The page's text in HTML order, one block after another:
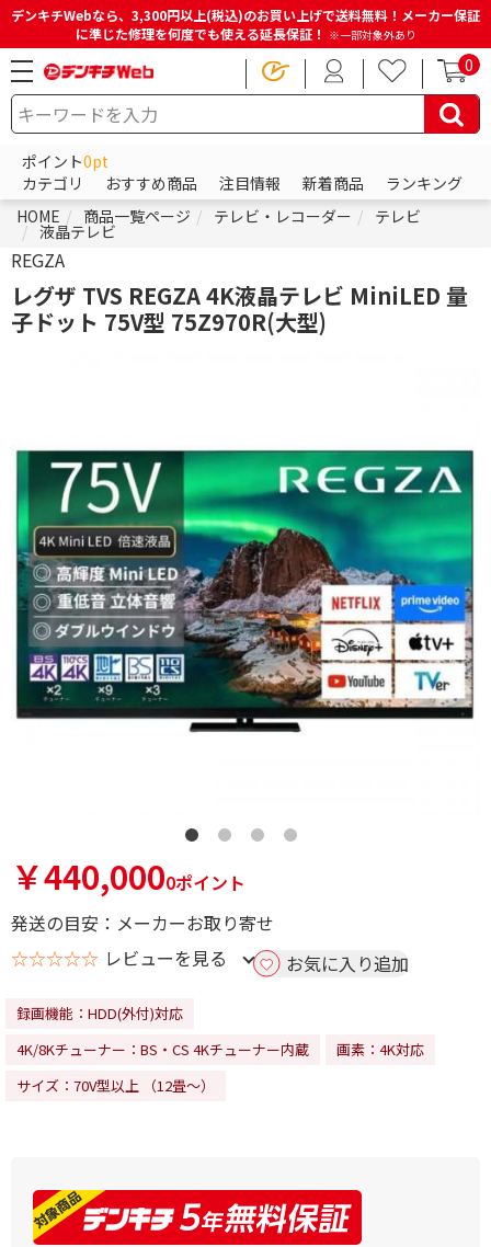
デンキチWebなら、3,300円以上(税込)のお買い上げで送料無料！メーカー保証
に準じた修理を何度でも使える延長保証！ ※一部対象外あり
0
ポイント0pt
カテゴリ
おすすめ商品 注目情報 新着商品
ランキング
HOME
商品一覧ページ テレビ・レコーダー テレビ
液晶テレビ
REGZA
レグザ TVS REGZA 4K液晶テレビ MiniLED 量
子ドット 75V型 75Z970R(大型)
￥440,0000ポイント
発送の目安：メーカーお取り寄せ
☆☆☆☆☆ レビューを見る お気に入り追加
録画機能：HDD(外付)対応
4K/8Kチューナー：BS・CS 4Kチューナー内蔵
画素：4K対応
サイズ：70V型以上 （12畳～）